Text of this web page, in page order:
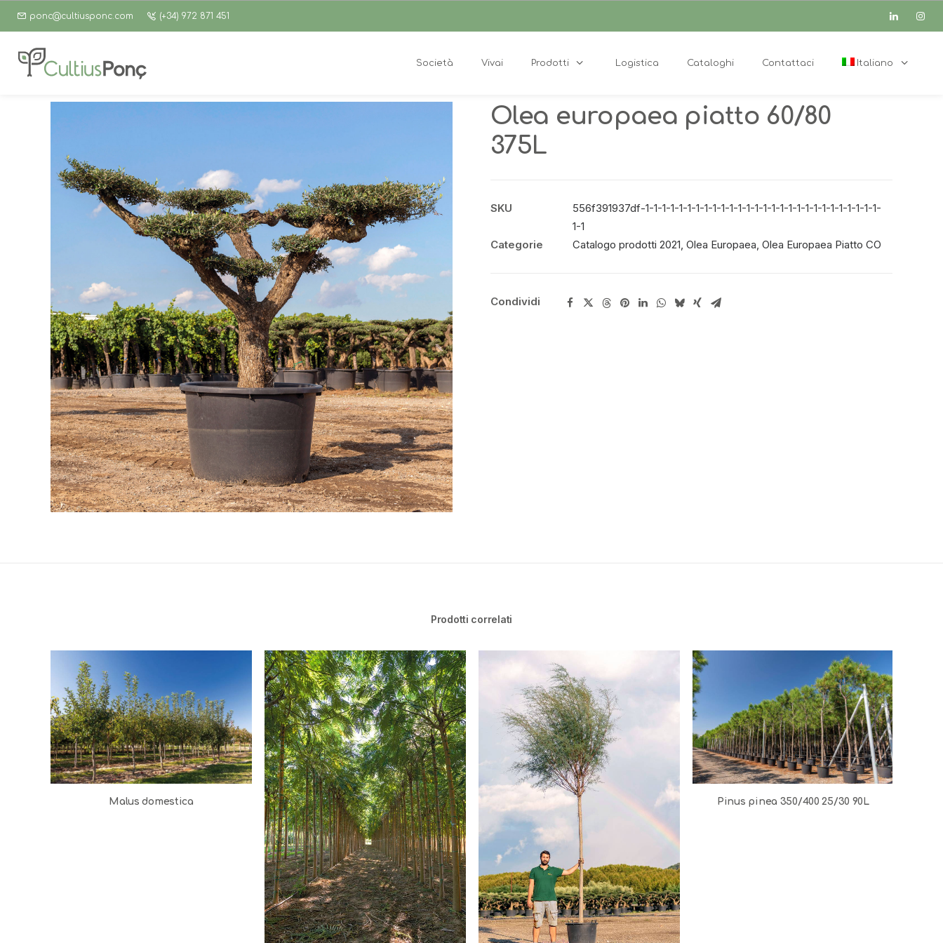
ponc@cultiusponc.com (+34) 972 871 451
Società Vivai Prodotti Logistica Cataloghi Contattaci Italiano
Olea europaea piatto 60/80
375L
SKU
556f391937df-1-1-1-1-1-1-1-1-1-1-1-1-1-1-1-1-1-1-1-1-1-1-1-1-1-1-1-1-
1-1
Categorie
Catalogo prodotti 2021, Olea Europaea, Olea Europaea Piatto CO
Condividi
Prodotti correlati
Malus domestica Pinus pinea 350/400 25/30 90L